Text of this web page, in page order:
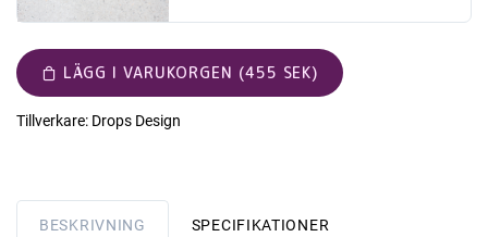
LÄGG I VARUKORGEN (455 SEK)
Tillverkare: Drops Design
BESKRIVNING SPECIFIKATIONER